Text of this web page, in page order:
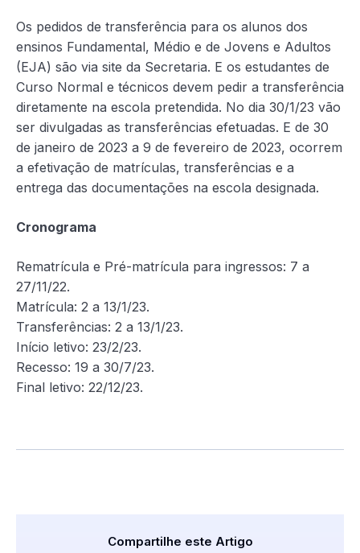
Os pedidos de transferência para os alunos dos
ensinos Fundamental, Médio e de Jovens e Adultos
(EJA) são via site da Secretaria. E os estudantes de
Curso Normal e técnicos devem pedir a transferência
diretamente na escola pretendida. No dia 30/1/23 vão
ser divulgadas as transferências efetuadas. E de 30
de janeiro de 2023 a 9 de fevereiro de 2023, ocorrem
a efetivação de matrículas, transferências e a
entrega das documentações na escola designada.
Cronograma
Rematrícula e Pré-matrícula para ingressos: 7 a
27/11/22.
Matrícula: 2 a 13/1/23.
Transferências: 2 a 13/1/23.
Início letivo: 23/2/23.
Recesso: 19 a 30/7/23.
Final letivo: 22/12/23.
Compartilhe este Artigo